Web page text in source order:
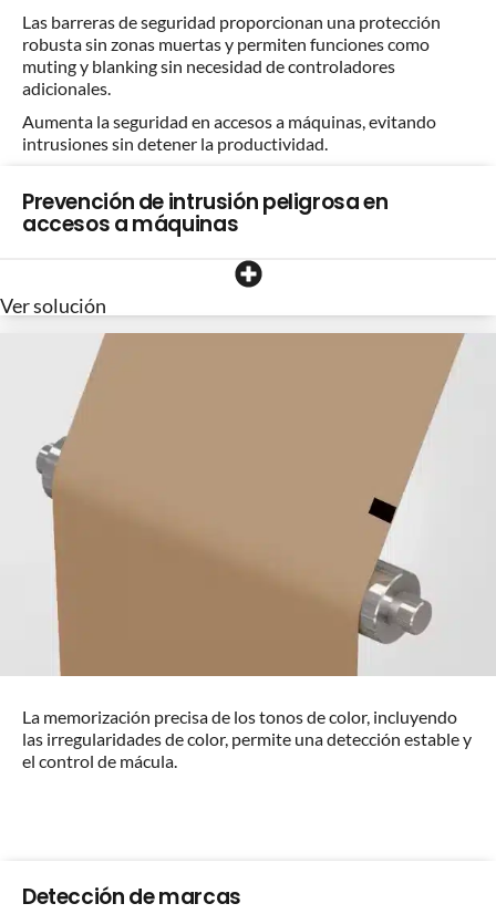
Las barreras de seguridad proporcionan una protección
robusta sin zonas muertas y permiten funciones como
muting y blanking sin necesidad de controladores
adicionales.
Aumenta la seguridad en accesos a máquinas, evitando
intrusiones sin detener la productividad.
Prevención de intrusión peligrosa en
accesos a máquinas
Ver solución
La memorización precisa de los tonos de color, incluyendo
las irregularidades de color, permite una detección estable y
el control de mácula.
Detección de marcas